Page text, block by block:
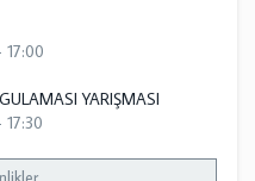
YARIŞMASI